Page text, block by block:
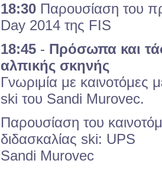
18:30 Παρουσίαση του
Day 2014 της FIS
18:45 - Πρόσωπα και
αλπικής σκηνής
Γνωριμία με καινοτόμες
ski του Sandi Murovec.
Παρουσίαση του
διδασκαλίας ski: UPS
Sandi Murovec